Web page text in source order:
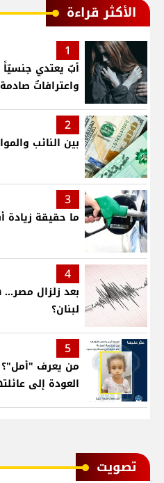
الأكثر قراءة
1
أبٌ يعتدي جنسيّاً
واعترافاتٌ صادمة
2
بين النائب
3
ما حقيقة زيادة
4
بعد زلزال
لبنان؟
5
من يعرف
العودة إلى
ﺗﺼﻮﻳﺖ